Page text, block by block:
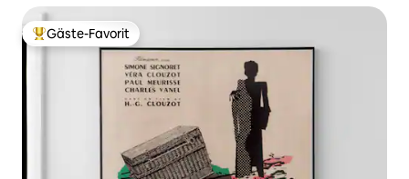
Beliebter Gäste-Favorit.
Gäste-Favorit